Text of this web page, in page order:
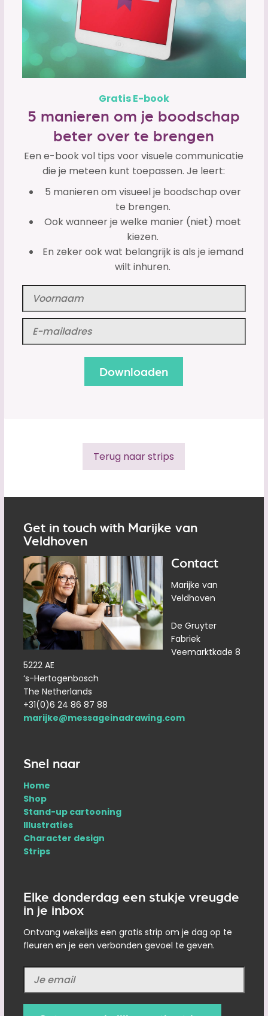
Gratis E-book
5 manieren om je boodschap
beter over te brengen
Een e-book vol tips voor visuele communicatie
die je meteen kunt toepassen. Je leert:
5 manieren om visueel je boodschap over
te brengen.
Ook wanneer je welke manier (niet) moet
kiezen.
En zeker ook wat belangrijk is als je iemand
wilt inhuren.
Terug naar strips
Get in touch with Marijke van
Veldhoven
Contact
Marijke van
Veldhoven
De Gruyter
Fabriek
Veemarktkade 8
5222 AE
‘s-Hertogenbosch
The Netherlands
+31(0)6 24 86 87 88
marijke@messageinadrawing.com
Snel naar
Home
Shop
Stand-up cartooning
Illustraties
Character design
Strips
Elke donderdag een stukje vreugde
in je inbox
Ontvang wekelijks een gratis strip om je dag op te
fleuren en je een verbonden gevoel te geven.